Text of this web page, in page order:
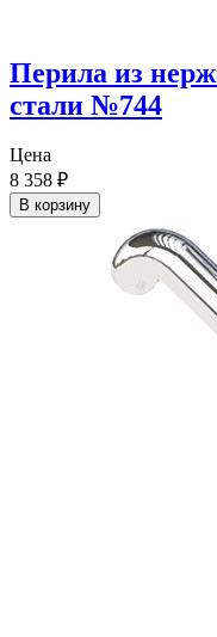
Перила из
стали №744
Цена
8 358 ₽
В корзину